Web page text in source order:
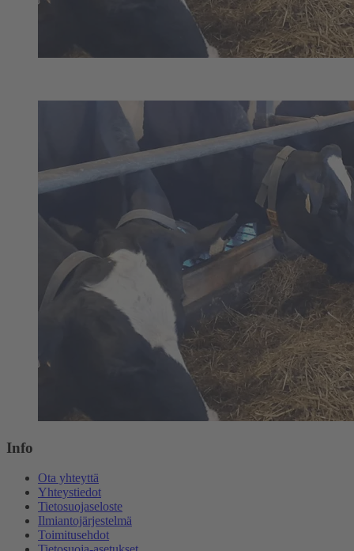
Info
Ota yhteyttä
Yhteystiedot
Tietosuojaseloste
Ilmiantojärjestelmä
Toimitusehdot